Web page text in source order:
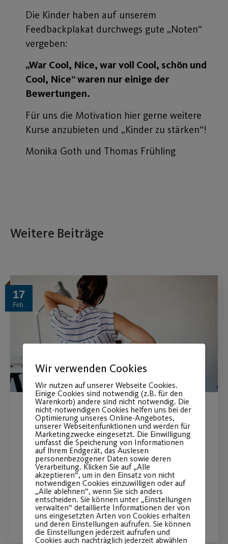
Die Kinder haben auf unserem
Feedbackplakat durchwegs gute „Noten“
vergeben:
„War Cool, Nice, war voll Cool, schön und
Cool, Nice“ waren nur einige der
Bewertungen.
Für uns die Motivation hier gerne weitere
Kurse anzubieten und „Kinder zu stärken“!
Monika Goth und Thomas Frühling
Weitere Beiträge
17
Feb.
Gesundheit im
Unternehmen
Aktive Mittagspause - neue Termine
zum Mitmachen.
WEITERLESEN
Wir verwenden Cookies
Wir nutzen auf unserer Webseite Cookies.
Einige Cookies sind notwendig (z.B. für den
Warenkorb) andere sind nicht notwendig. Die
nicht-notwendigen Cookies helfen uns bei der
Optimierung unseres Online-Angebotes,
unserer Webseitenfunktionen und werden für
Marketingzwecke eingesetzt. Die Einwilligung
umfasst die Speicherung von Informationen
auf Ihrem Endgerät, das Auslesen
personenbezogener Daten sowie deren
Verarbeitung. Klicken Sie auf „Alle
akzeptieren“, um in den Einsatz von nicht
notwendigen Cookies einzuwilligen oder auf
„Alle ablehnen“, wenn Sie sich anders
entscheiden. Sie können unter „Einstellungen
verwalten“ detaillierte Informationen der von
uns eingesetzten Arten von Cookies erhalten
und deren Einstellungen aufrufen. Sie können
die Einstellungen jederzeit aufrufen und
Cookies auch nachträglich jederzeit abwählen